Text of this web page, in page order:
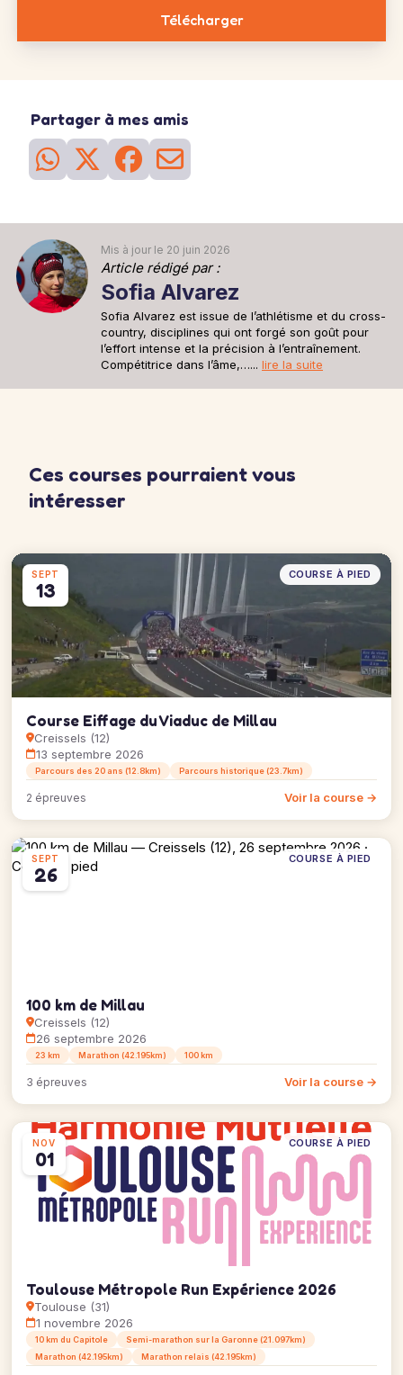
répétitions sur
chaque jambes
attend en général autour des km 25-30 d'un marathon.
Télécharger
Partager à mes amis
Mis à jour le 20 juin 2026
Article rédigé par :
Sofia Alvarez
Sofia Alvarez est issue de l’athlétisme et du cross-
country, disciplines qui ont forgé son goût pour
l’effort intense et la précision à l’entraînement.
Compétitrice dans l’âme,…... lire la suite
Ces courses pourraient vous
intéresser
SEPT
13
COURSE À PIED
Course Eiffage du Viaduc de Millau
Creissels (12)
13 septembre 2026
Parcours des 20 ans (12.8km) Parcours historique (23.7km)
2 épreuves Voir la course →
SEPT
26
COURSE À PIED
100 km de Millau
Creissels (12)
26 septembre 2026
23 km Marathon (42.195km) 100 km
3 épreuves Voir la course →
NOV
01
COURSE À PIED
Toulouse Métropole Run Expérience 2026
Toulouse (31)
1 novembre 2026
10 km du Capitole
Semi-marathon sur la Garonne (21.097km)
Marathon (42.195km)
Marathon relais (42.195km)